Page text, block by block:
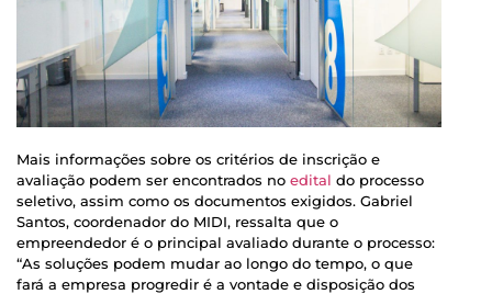
Mais informações sobre os critérios de inscrição e
avaliação podem ser encontrados no edital do processo
seletivo, assim como os documentos exigidos. Gabriel
Santos, coordenador do MIDI, ressalta que o
empreendedor é o principal avaliado durante o processo:
“As soluções podem mudar ao longo do tempo, o que
fará a empresa progredir é a vontade e disposição dos